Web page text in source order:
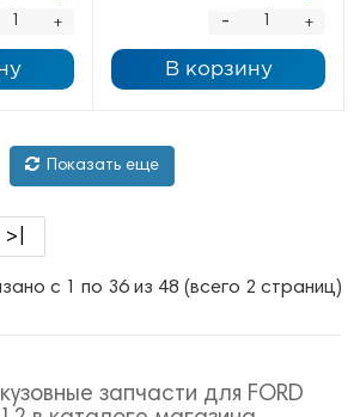
+ +
-
В корзину
Показать еще
>|
с 1 по 36 из 48 (всего 2 страниц)
запчасти для FORD